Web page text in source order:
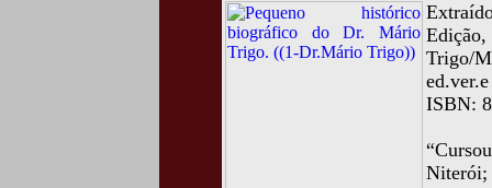
Trigo/
ISBN:
Niterói;